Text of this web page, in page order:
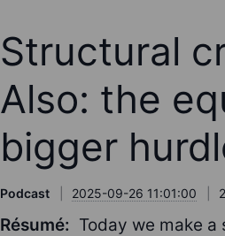
Structural
Also: the
bigger
Podcast 2025-09-26 11:01:00
Résumé: Today we make